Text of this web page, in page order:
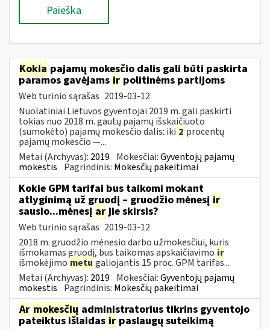
Paieška
Kokia pajamų mokesčio dalis gali būti paskirta
paramos gavėjams ir politinėms partijoms
Web turinio sąrašas 2019-03-12
Nuolatiniai Lietuvos gyventojai 2019 m. gali paskirti
tokias nuo 2018 m. gautų pajamų išskaičiuoto
(sumokėto) pajamų mokesčio dalis: iki 2 procentų
pajamų mokesčio —...
Metai (Archyvas): 2019 Mokesčiai:Gyventojų pajamų
mokestis Pagrindinis: Mokesčių pakeitimai
Kokie GPM tarifai bus taikomi mokant
atlyginimą už gruodį – gruodžio mėnesį ir
sausio...mėnesį arjie skirsis?
Web turinio sąrašas 2019-03-12
2018 m. gruodžio mėnesio darbo užmokesčiui, kuris
išmokamas gruodį, bus taikomas apskaičiavimo ir
išmokėjimo metu galiojantis 15 proc. GPM tarifas...
Metai (Archyvas): 2019 Mokesčiai:Gyventojų pajamų
mokestis Pagrindinis: Mokesčių pakeitimai
Ar mokesčių administratorius tikrins gyventojo
pateiktus išlaidas ir paslaugų suteikimą